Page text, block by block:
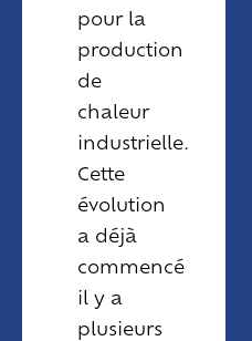
pour la
production
de
chaleur
industrielle.
Cette
évolution
a déjà
commencé
il y a
plusieurs